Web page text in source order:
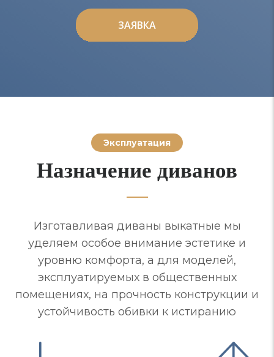
ЗАЯВКА
ЗАЯВКА
Эксплуатация
Назначение диванов
Изготавливая диваны выкатные мы
уделяем особое внимание эстетике и
уровню комфорта, а для моделей,
эксплуатируемых в общественных
помещениях, на прочность конструкции и
устойчивость обивки к истиранию